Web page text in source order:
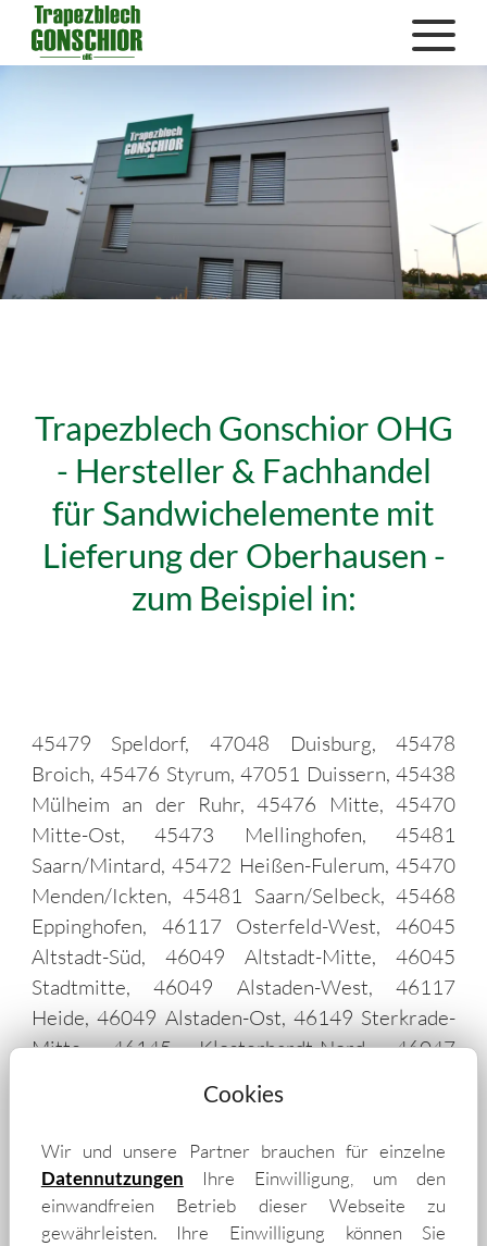
Trapezblech Gonschior OHG
- Hersteller & Fachhandel
für Sandwichelemente mit
Lieferung der Oberhausen -
zum Beispiel in:
45479 Speldorf, 47048 Duisburg, 45478
Broich, 45476 Styrum, 47051 Duissern, 45438
Mülheim an der Ruhr, 45476 Mitte, 45470
Mitte-Ost, 45473 Mellinghofen, 45481
Saarn/Mintard, 45472 Heißen-Fulerum, 45470
Menden/Ickten, 45481 Saarn/Selbeck, 45468
Eppinghofen, 46117 Osterfeld-West, 46045
Altstadt-Süd, 46049 Altstadt-Mitte, 46045
Stadtmitte, 46049 Alstaden-West, 46117
Heide, 46049 Alstaden-Ost, 46149 Sterkrade-
Mitte, 46145 Klosterhardt-Nord, 46047
Bermensfeld, 46047 Schlad, 46145 Sterkrade-
Nord, 46047 Dümpten, 46119 Klosterhardt-
Süd, 46047 Marienkirche, 46049 Lirich-Süd,
46117 Osterfeld-Ost, 46117 Borbeck, 46049
Lirich-Nord, 47279 Bissingheim, 47053
Altstadt, 45479 Saarn, 47055 Neudorf-Süd,
Cookies
Wir und unsere Partner brauchen für einzelne
Datennutzungen Ihre Einwilligung, um den
einwandfreien Betrieb dieser Webseite zu
gewährleisten. Ihre Einwilligung können Sie